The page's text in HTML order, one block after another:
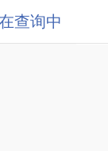
查询中